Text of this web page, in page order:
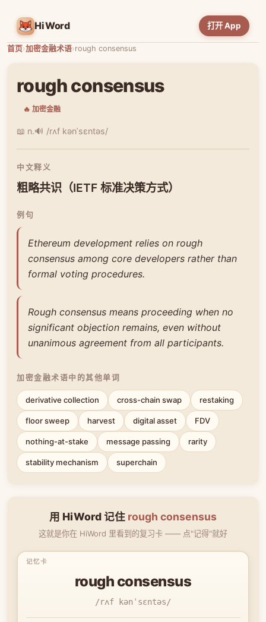
HiWord 打开 App
首页›加密金融术语›rough consensus
rough consensus
🔥 加密金融
📖 n.🔊 /rʌf kənˈsɛntəs/
中文释义
粗略共识（IETF 标准决策方式）
例句
Ethereum development relies on rough
consensus among core developers rather than
formal voting procedures.
Rough consensus means proceeding when no
significant objection remains, even without
unanimous agreement from all participants.
加密金融术语中的其他单词
derivative collection cross-chain swap restaking
floor sweep harvest digital asset FDV
nothing-at-stake message passing rarity
stability mechanism superchain
用 HiWord 记住 rough consensus
这就是你在 HiWord 里看到的复习卡 —— 点"记得"就好
rough consensus
/rʌf kənˈsɛntəs/